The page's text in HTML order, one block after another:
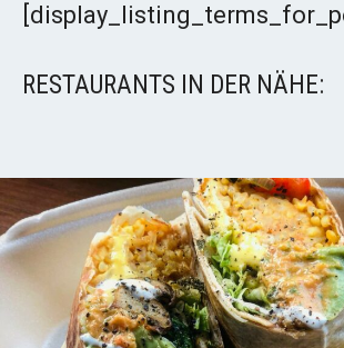
RESTAURANTS IN DER NÄHE: